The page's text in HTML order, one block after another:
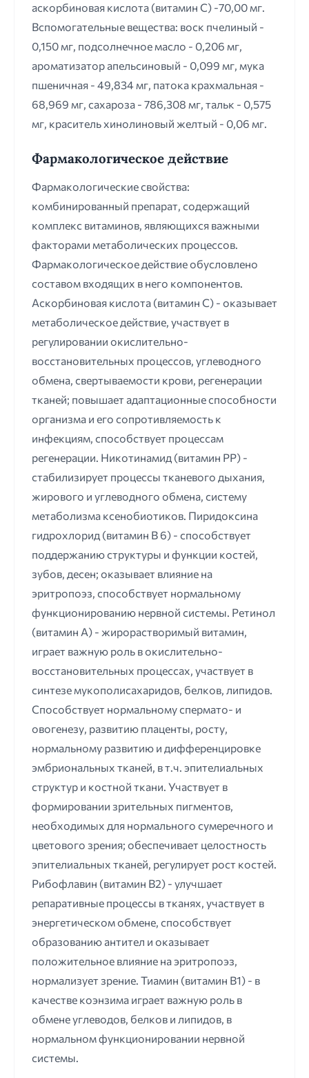
аскорбиновая кислота (витамин С) -70,00 мг.
Вспомогательные вещества: воск пчелиный -
0,150 мг, подсолнечное масло - 0,206 мг,
ароматизатор апельсиновый - 0,099 мг, мука
пшеничная - 49,834 мг, патока крахмальная -
68,969 мг, сахароза - 786,308 мг, тальк - 0,575
мг, краситель хинолиновый желтый - 0,06 мг.
Фармакологическое действие
Фармакологические свойства:
комбинированный препарат, содержащий
комплекс витаминов, являющихся важными
факторами метаболических процессов.
Фармакологическое действие обусловлено
составом входящих в него компонентов.
Аскорбиновая кислота (витамин С) - оказывает
метаболическое действие, участвует в
регулировании окислительно-
восстановительных процессов, углеводного
обмена, свертываемости крови, регенерации
тканей; повышает адаптационные способности
организма и его сопротивляемость к
инфекциям, способствует процессам
регенерации. Никотинамид (витамин РР) -
стабилизирует процессы тканевого дыхания,
жирового и углеводного обмена, систему
метаболизма ксенобиотиков. Пиридоксина
гидрохлорид (витамин В 6) - способствует
поддержанию структуры и функции костей,
зубов, десен; оказывает влияние на
эритропоэз, способствует нормальному
функционированию нервной системы. Ретинол
(витамин А) - жирорастворимый витамин,
играет важную роль в окислительно-
восстановительных процессах, участвует в
синтезе мукополисахаридов, белков, липидов.
Способствует нормальному спермато- и
овогенезу, развитию плаценты, росту,
нормальному развитию и дифференцировке
эмбриональных тканей, в т.ч. эпителиальных
структур и костной ткани. Участвует в
формировании зрительных пигментов,
необходимых для нормального сумеречного и
цветового зрения; обеспечивает целостность
эпителиальных тканей, регулирует рост костей.
Рибофлавин (витамин В2) - улучшает
репаративные процессы в тканях, участвует в
энергетическом обмене, способствует
образованию антител и оказывает
положительное влияние на эритропоэз,
нормализует зрение. Тиамин (витамин В1) - в
качестве коэнзима играет важную роль в
обмене углеводов, белков и липидов, в
нормальном функционировании нервной
системы.